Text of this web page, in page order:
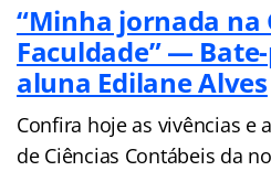
“Minha jornada na
Faculdade” —
aluna Edilane Alves
Confira hoje as vivências e
de Ciências Contábeis da